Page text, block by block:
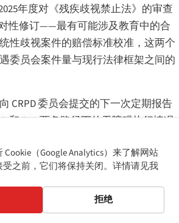
年度对《残疾歧视禁止法》的审查
性修订——最有可能涉及教育中的合
性歧视案件的赔偿标准校准，这两个
委员会案件量与现行法律框架之间的
CRPD 委员会提交的下一次定期报告
和 EAA 两条路径下的无障碍执行情况
中占据重要位置。2024年结论性意见
间要求丹麦在十二个月内就监护制度
教育提供后续信息——其中全纳教育
大学使用的数字学习平台的无障碍性
（Google Analytics）来了解网站
之前，它们将保持关闭。详情请见我
拒绝